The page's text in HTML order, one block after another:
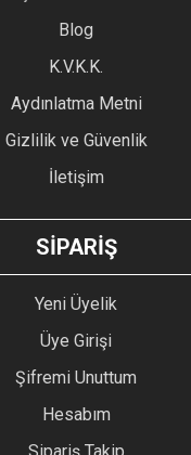
hatalar bulunuyor.
sitelerden daha pahalı.
GÖNDER
Blog
K.V.K.K.
Aydınlatma Metni
Gizlilik ve Güvenlik
İletişim
SİPARİŞ
Yeni Üyelik
Üye Girişi
Şifremi Unuttum
Hesabım